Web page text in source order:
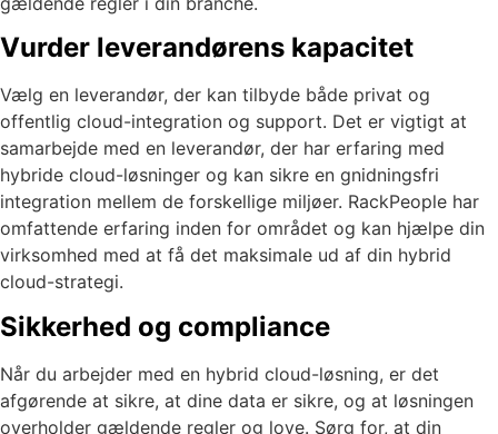
Vurder leverandørens kapacitet
Vælg en leverandør, der kan tilbyde både privat og
offentlig cloud-integration og support. Det er vigtigt at
samarbejde med en leverandør, der har erfaring med
hybride cloud-løsninger og kan sikre en gnidningsfri
integration mellem de forskellige miljøer. RackPeople har
omfattende erfaring inden for området og kan hjælpe din
virksomhed med at få det maksimale ud af din hybrid
cloud-strategi.
Sikkerhed og compliance
Når du arbejder med en hybrid cloud-løsning, er det
afgørende at sikre, at dine data er sikre, og at løsningen
overholder gældende regler og love. Sørg for, at din